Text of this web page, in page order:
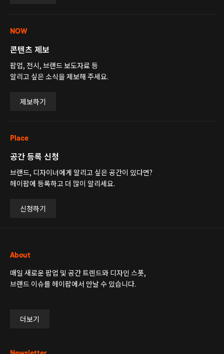
NOW
콘텐츠 제보
팝업, 전시, 브랜드 보도자료 등
알리고 싶은 소식을 제보해 주세요.
제보하기
Place
공간 등록 신청
브랜드, 디자이너에게 알리고 싶은 공간이 있다면?
헤이팝에 등록하고 더 많이 알리세요.
신청하기
About
매일 새로운 팝업 및 공간 트렌드와 디자인 스폿,
브랜드 이슈를 헤이팝에서 만날 수 있습니다.
더보기